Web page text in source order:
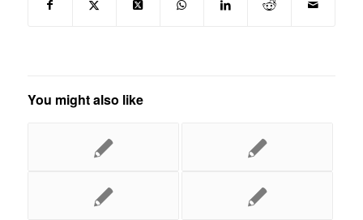
You might also like